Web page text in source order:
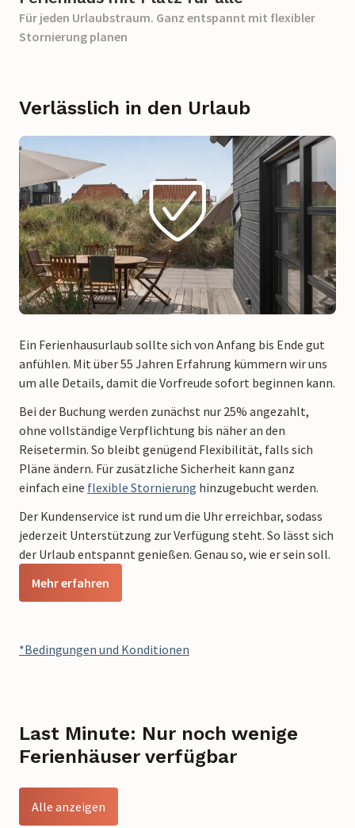
Für jeden Urlaubstraum. Ganz entspannt mit flexibler
Stornierung planen
Verlässlich in den Urlaub
Ein Ferienhausurlaub sollte sich von Anfang bis Ende gut
anfühlen. Mit über 55 Jahren Erfahrung kümmern wir uns
um alle Details, damit die Vorfreude sofort beginnen kann.
Bei der Buchung werden zunächst nur 25% angezahlt,
ohne vollständige Verpflichtung bis näher an den
Reisetermin. So bleibt genügend Flexibilität, falls sich
Pläne ändern. Für zusätzliche Sicherheit kann ganz
einfach eine flexible Stornierung hinzugebucht werden.
Der Kundenservice ist rund um die Uhr erreichbar, sodass
jederzeit Unterstützung zur Verfügung steht. So lässt sich
der Urlaub entspannt genießen. Genau so, wie er sein soll.
Mehr erfahren
*Bedingungen und Konditionen
Last Minute: Nur noch wenige
Ferienhäuser verfügbar
Alle anzeigen